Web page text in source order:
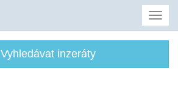
Vyhledávat inzeráty